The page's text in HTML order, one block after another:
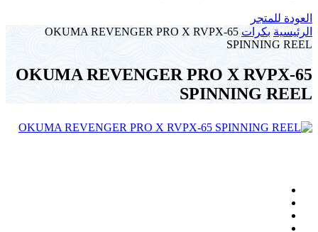
العودة للمتجر
الرئيسية بكرات OKUMA REVENGER PRO X RVPX-65
SPINNING REEL
OKUMA REVENGER PRO X RVPX-65
SPINNING REEL